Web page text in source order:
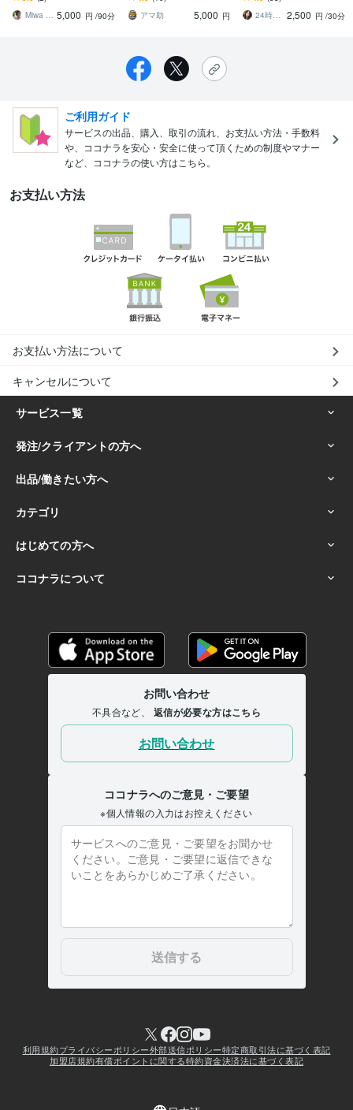
る！フリーランス日本語
教師の始め方
Miwa 4100 5,000 円 /90分
実績！なんでもご相談く
ださい。
アマ助
5,000 円
うに✨ポジティブ思考コー
チングします♡
24時間よりそいます＠ゆき☃️
2,500 円 /30分
ご利用ガイド
サービスの出品、購入、取引の流れ、お支払い方法・手数料
や、ココナラを安心・安全に使って頂くための制度やマナー
など、ココナラの使い方はこちら。
お支払い方法
お支払い方法について
キャンセルについて